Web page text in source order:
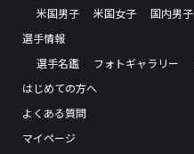
米国男子
米国女子 国内男子
選手情報
選手名鑑
フォトギャラリー
はじめての方へ
よくある質問
マイページ